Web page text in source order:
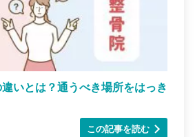
いとは？通うべき場所をはっき
この記事を読む